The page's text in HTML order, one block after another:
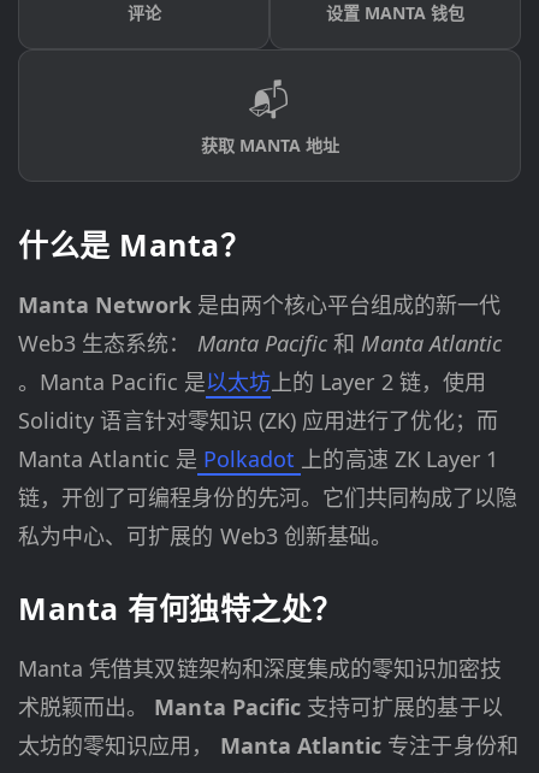
评论 设置 MANTA 钱包
📬
获取 MANTA 地址
什么是 Manta？
Manta Network 是由两个核心平台组成的新一代
Web3 生态系统： Manta Pacific和 Manta Atlantic
。Manta Pacific 是以太坊上的 Layer 2 链，使用
Solidity 语言针对零知识 (ZK) 应用进行了优化；而
Manta Atlantic 是 Polkadot 上的高速 ZK Layer 1
链，开创了可编程身份的先河。它们共同构成了以隐
私为中心、可扩展的 Web3 创新基础。
Manta 有何独特之处？
Manta 凭借其双链架构和深度集成的零知识加密技
术脱颖而出。 Manta Pacific 支持可扩展的基于以
太坊的零知识应用， Manta Atlantic 专注于身份和